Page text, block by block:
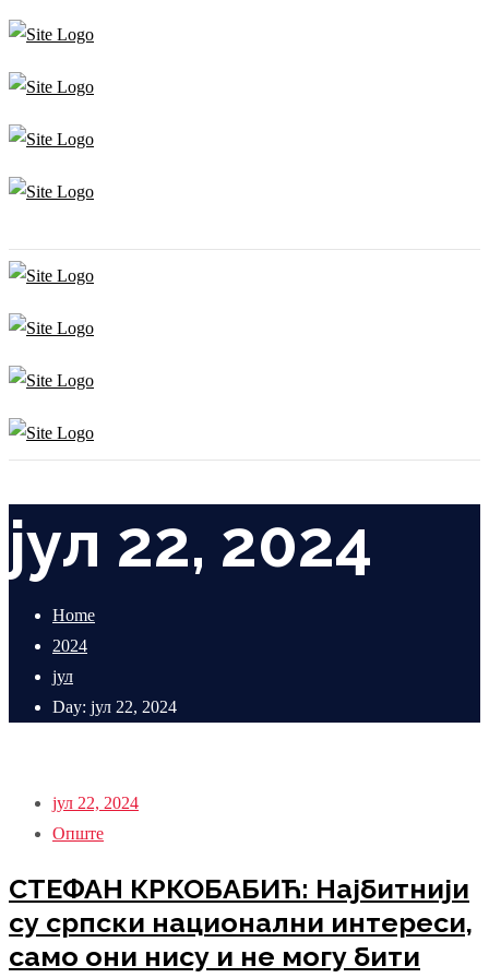
јул 22, 2024
Home
2024
јул
Day: јул 22, 2024
јул 22, 2024
Опште
СТЕФАН КРКОБАБИЋ: Најбитнији
су српски национални интереси,
само они нису и не могу бити